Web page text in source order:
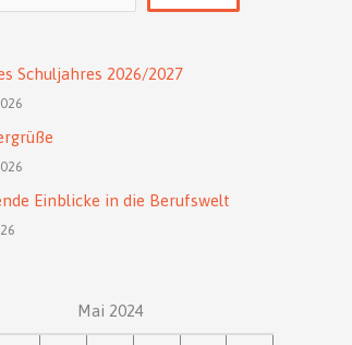
Schuljahres 2026/2027
Einblicke in die Berufswelt
Mai 2024